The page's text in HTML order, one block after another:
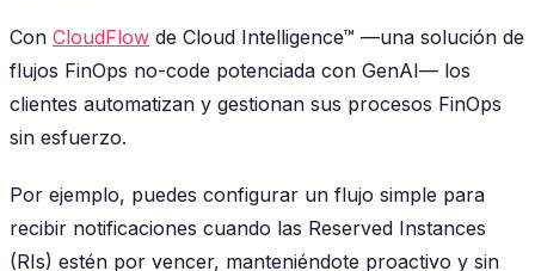
Con CloudFlow de Cloud Intelligence™ —una solución de
flujos FinOps no-code potenciada con GenAI— los
clientes automatizan y gestionan sus procesos FinOps
sin esfuerzo.
Por ejemplo, puedes configurar un flujo simple para
recibir notificaciones cuando las Reserved Instances
(RIs) estén por vencer, manteniéndote proactivo y sin